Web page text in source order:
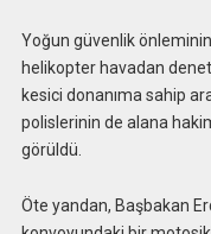
Yoğun güvenlik
helikopter havadan
kesici donanıma sahip
polislerinin de alana
görüldü.
Öte yandan, Başbakan